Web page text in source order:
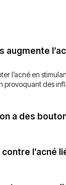
augmente
l’acné en
provoquant des
a des
l’acné